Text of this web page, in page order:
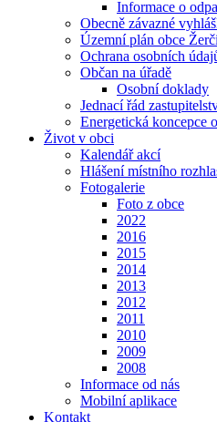
Informace o
Obecně závazné
Územní plán obce
Ochrana osobních
Občan na úřadě
Osobní doklady
Jednací řád
Energetická koncepce
Život v obci
Kalendář akcí
Hlášení místního
Fotogalerie
Foto z obce
2022
2016
2015
2014
2013
2012
2011
2010
2009
2008
Informace od nás
Mobilní aplikace
Kontakt